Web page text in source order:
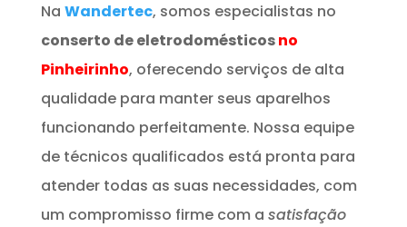
Na Wandertec, somos especialistas no
conserto de eletrodomésticosno
Pinheirinho, oferecendo serviços de alta
qualidade para manter seus aparelhos
funcionando perfeitamente. Nossa equipe
de técnicos qualificados está pronta para
atender todas as suas necessidades, com
um compromisso firme com a satisfação